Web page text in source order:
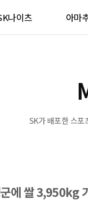
나이츠 아마
SK가 배포한 스
에 쌀 3,950kg